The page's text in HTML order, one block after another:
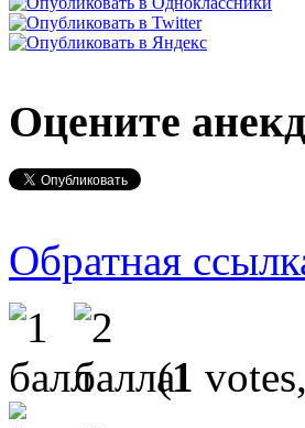
Оцените
Обратная
(1